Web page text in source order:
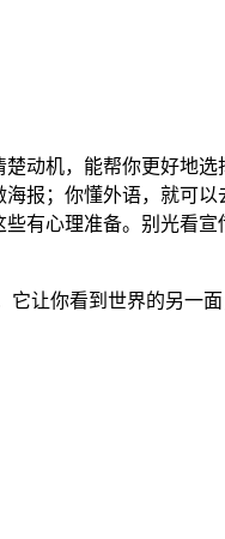
动机，能帮你更好地选
报；你懂外语，就可
有心理准备。别光看
让你看到世界的另一